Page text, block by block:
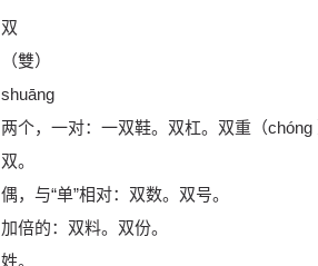
双
（雙）
shuāng
两个，一对：一双鞋。双杠。双重（
双。
偶，与“单”相对：双数。双号。
加倍的：双料。双份。
姓。